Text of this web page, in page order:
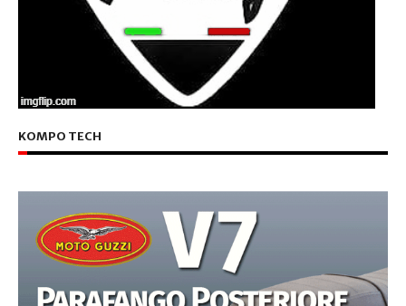
KOMPO TECH